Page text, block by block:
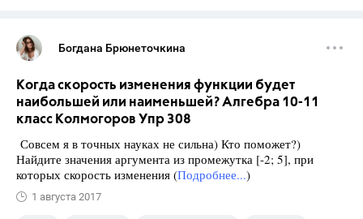
Богдана Брюнеточкина
Когда скорость изменения функции будет
наибольшей или наименьшей? Алгебра 10-11
класс Колмогоров Упр 308
Совсем я в точных науках не сильна) Кто поможет?)
Найдите значения аргумента из промежутка [-2; 5], при
которых скорость изменения (Подробнее...)
1 августа 2017